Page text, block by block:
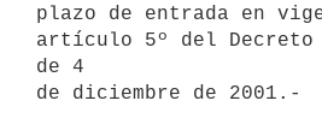
plazo de entrada en
artículo 5º del Decreto
de 4
de diciembre de 2001.-